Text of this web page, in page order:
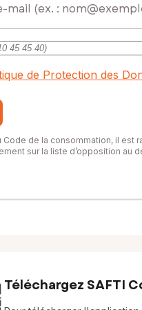
de Protection des
Code de la consommation, il est
sur la liste d’opposition au
Téléchargez SAFTI